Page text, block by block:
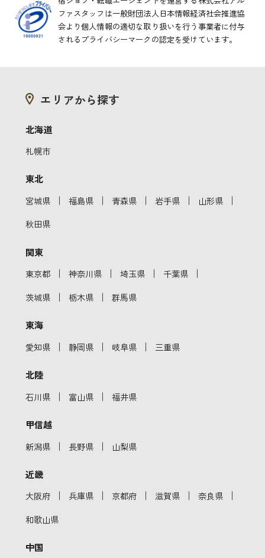
ファスタッフは一般財団法人日本情報経済社会推進協
会より個人情報の適切な取り扱いを行う事業者に付与
されるプライバシーマークの認定を受けています。
エリアから探す
北海道
札幌市
東北
宮城県 ｜ 福島県 ｜ 青森県 ｜ 岩手県 ｜ 山形県 ｜
秋田県
関東
東京都 ｜ 神奈川県 ｜ 埼玉県 ｜ 千葉県 ｜
茨城県 ｜ 栃木県 ｜ 群馬県
東海
愛知県 ｜ 静岡県 ｜ 岐阜県 ｜ 三重県
北陸
石川県 ｜ 富山県 ｜ 福井県
甲信越
新潟県 ｜ 長野県 ｜ 山梨県
近畿
大阪府 ｜ 兵庫県 ｜ 京都府 ｜ 滋賀県 ｜ 奈良県 ｜
和歌山県
中国